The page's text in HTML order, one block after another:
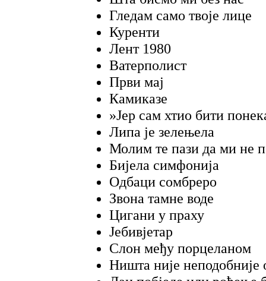
Гледам само твоје лице
Куренти
Лент 1980
Ватерполист
Први мај
Камиказе
»Јер сам хтио бити
Липа је зелењела
Молим те пази да ми не
Бијела симфонија
Одбаци сомбреро
Звона тамне воде
Цигани у праху
Јебивјетар
Слон међу порцеланом
Ништа није неподобније